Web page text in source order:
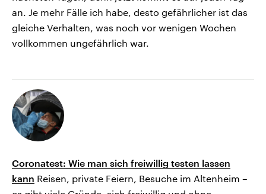
an. Je mehr Fälle ich habe, desto gefährlicher ist das
gleiche Verhalten, was noch vor wenigen Wochen
vollkommen ungefährlich war.
Coronatest: Wie man sich freiwillig testen lassen
kann Reisen, private Feiern, Besuche im Altenheim –